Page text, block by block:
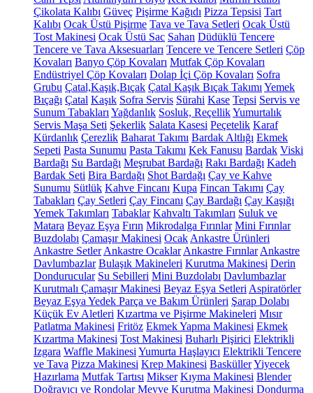
Çikolata Kalıbı Güveç Pişirme Kağıdı Pizza Tepsisi Tart
Kalıbı Ocak Üstü Pişirme Tava ve Tava Setleri Ocak Üstü
Tost Makinesi Ocak Üstü Sac Sahan Düdüklü Tencere
Tencere ve Tava Aksesuarları Tencere ve Tencere Setleri Çöp
Kovaları Banyo Çöp Kovaları Mutfak Çöp Kovaları
Endüstriyel Çöp Kovaları Dolap İçi Çöp Kovaları Sofra
Grubu Çatal,Kaşık,Bıçak Çatal Kaşık Bıçak Takımı Yemek
Bıçağı Çatal Kaşık Sofra Servis Sürahi Kase Tepsi Servis ve
Sunum Tabakları Yağdanlık Sosluk, ReçellikYumurtalık
Servis Maşa Seti Şekerlik Salata Kasesi Peçetelik Karaf
Kürdanlık Çerezlik Baharat Takımı Bardak Altlığı Ekmek
Sepeti Pasta Sunumu Pasta Takımı Kek Fanusu Bardak Viski
Bardağı Su Bardağı Meşrubat Bardağı Rakı Bardağı Kadeh
Bardak Seti Bira Bardağı Shot Bardağı Çay ve Kahve
Sunumu Sütlük Kahve Fincanı Kupa Fincan Takımı Çay
Tabakları Çay Setleri Çay Fincanı Çay Bardağı Çay Kaşığı
Yemek Takımları Tabaklar Kahvaltı Takımları Suluk ve
Matara Beyaz Eşya Fırın Mikrodalga Fırınlar Mini Fırınlar
Buzdolabı Çamaşır Makinesi Ocak Ankastre Ürünleri
Ankastre Setler Ankastre Ocaklar Ankastre Fırınlar Ankastre
Davlumbazlar Bulaşık Makineleri Kurutma Makinesi Derin
Dondurucular Su Sebilleri Mini Buzdolabı Davlumbazlar
Kurutmalı Çamaşır Makinesi Beyaz Eşya Setleri Aspiratörler
Beyaz Eşya Yedek Parça ve Bakım Ürünleri Şarap Dolabı
Küçük Ev Aletleri Kızartma ve Pişirme Makineleri Mısır
Patlatma Makinesi Fritöz Ekmek Yapma Makinesi Ekmek
Kızartma Makinesi Tost Makinesi Buharlı Pişirici Elektrikli
Izgara Waffle Makinesi Yumurta Haşlayıcı Elektrikli Tencere
ve Tava Pizza Makinesi Krep Makinesi BasküllerYiyecek
Hazırlama Mutfak Tartısı Mikser Kıyma Makinesi Blender
Doğrayıcı ve Rondolar Meyve Kurutma Makinesi Dondurma